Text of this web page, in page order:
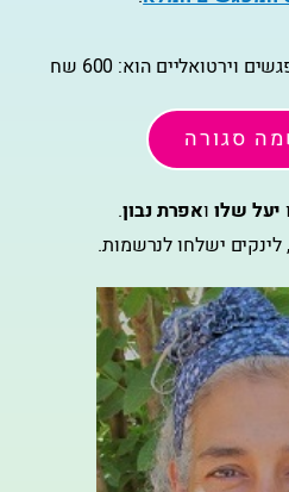
סגורה
יעל שלו ואפרת נבון.
לינקים ישלחו לנרשמות.